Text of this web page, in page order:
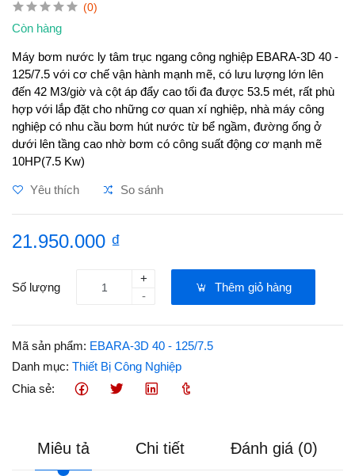
(0)
Còn hàng
Máy bơm nước ly tâm trục ngang công nghiệp EBARA-3D 40 -
125/7.5 với cơ chế vận hành mạnh mẽ, có lưu lượng lớn lên
đến 42 M3/giờ và cột áp đẩy cao tối đa được 53.5 mét, rất phù
hợp với lắp đặt cho những cơ quan xí nghiệp, nhà máy công
nghiệp có nhu cầu bơm hút nước từ bể ngầm, đường ống ở
dưới lên tầng cao nhờ bơm có công suất động cơ mạnh mẽ
10HP(7.5 Kw)
Yêu thích So sánh
21.950.000 ₫
Số lượng
+
-
Thêm giỏ hàng
Mã sản phẩm: EBARA-3D 40 - 125/7.5
Danh mục: Thiết Bị Công Nghiệp
Chia sẻ:
Miêu tả Chi tiết Đánh giá (0)